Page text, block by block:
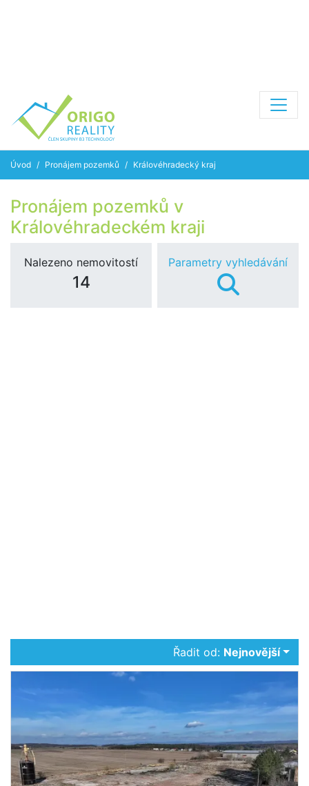
Úvod Pronájem pozemků Královéhradecký kraj
Pronájem pozemků v
Královéhradeckém kraji
Nalezeno nemovitostí
14
Parametry vyhledávání
Řadit od: Nejnovější